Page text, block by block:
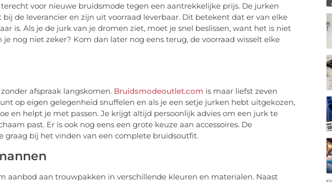
voor nieuwe bruidsmode tegen een aantrekkelijke prijs. De jurken
de leverancier en zijn uit voorraad leverbaar. Dit betekent dat er van elke
is. Als je de jurk van je dromen ziet, moet je snel beslissen, want het is niet
nog niet zeker? Kom dan later nog eens terug, de voorraad wisselt elke
afspraak langskomen. Bruidsmodeoutlet.com is maar liefst zeven
op eigen gelegenheid snuffelen en als je een setje jurken hebt uitgekozen,
en helpt je met passen. Je krijgt altijd persoonlijk advies om een jurk te
past. Er is ook nog eens een grote keuze aan accessoires. De
graag bij het vinden van een complete bruidsoutfit.
aanbod aan trouwpakken in verschillende kleuren en materialen. Naast